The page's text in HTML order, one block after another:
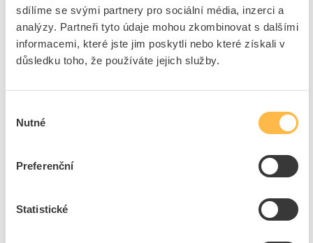
sdílíme se svými partnery pro sociální média, inzerci a
analýzy. Partneři tyto údaje mohou zkombinovat s dalšími
informacemi, které jste jim poskytli nebo které získali v
důsledku toho, že používáte jejich služby.
souhlasu
Nutné
Preferenční
Statistické
SOLAX Modul HV10230 (T30 battery) 3,1kWh
Kód ELFETEX
11.627.212
Kód výrobce
G-690-900
do košíku
Přidat k porovnání